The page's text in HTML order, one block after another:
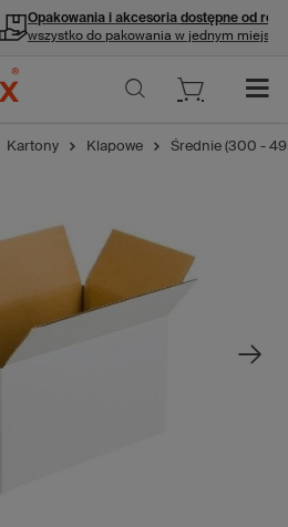
Opakowania i akcesoria dostępne od ręki
wszystko do pakowania w jednym miejscu
Kartony Klapowe Średnie (300 -